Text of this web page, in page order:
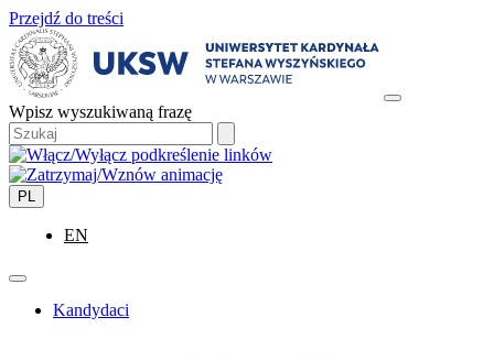
Przejdź do treści
Wpisz wyszukiwaną frazę
PL
EN
Kandydaci